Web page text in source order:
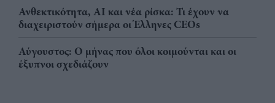
Ανθεκτικότητα, AI και νέα ρίσκα: Τι έχουν να
διαχειριστούν σήμερα οι Έλληνες CEOs
Αύγουστος: Ο μήνας που όλοι κοιμούνται και οι
έξυπνοι σχεδιάζουν